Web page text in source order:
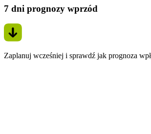
7 dni prognozy wprzód
Zaplanuj wcześniej i sprawdź jak prognoza